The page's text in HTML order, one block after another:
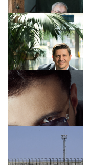
Családi
vállalkozások
TÁMOGATÓI